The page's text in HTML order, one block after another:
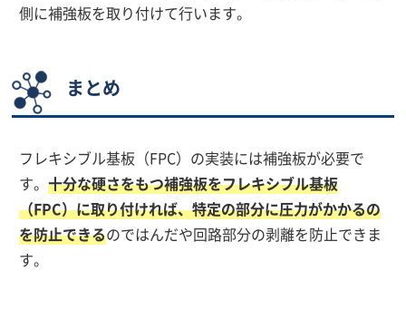
側に補強板を取り付けて行います。
まとめ
フレキシブル基板（FPC）の実装には補強板が必要で
す。十分な硬さをもつ補強板をフレキシブル基板
（FPC）に取り付ければ、特定の部分に圧力がかかるの
を防止できるのではんだや回路部分の剥離を防止できま
す。